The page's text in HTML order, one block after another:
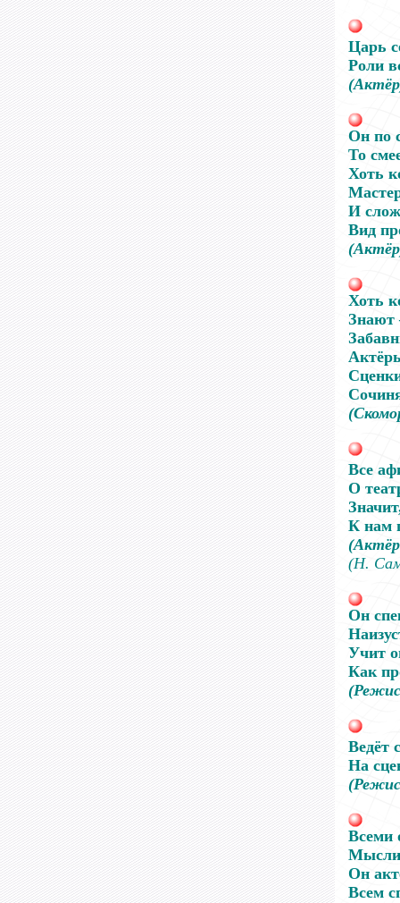
Царь
Роли
Он по
То
Хоть
И
Вид
Хоть
Знают
Все
О
К нам
(Н.
Он
Учит
Как
Ведёт
На
Всеми
Он
Всем